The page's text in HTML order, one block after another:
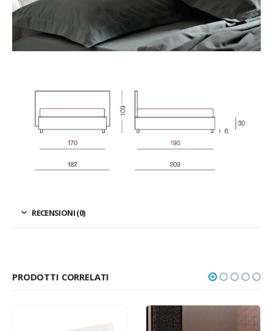
RECENSIONI (0)
PRODOTTI CORRELATI